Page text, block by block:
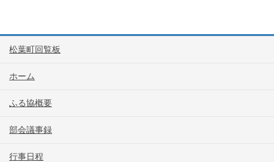
松葉町回覧板
ホーム
ふる協概要
部会議事録
行事日程